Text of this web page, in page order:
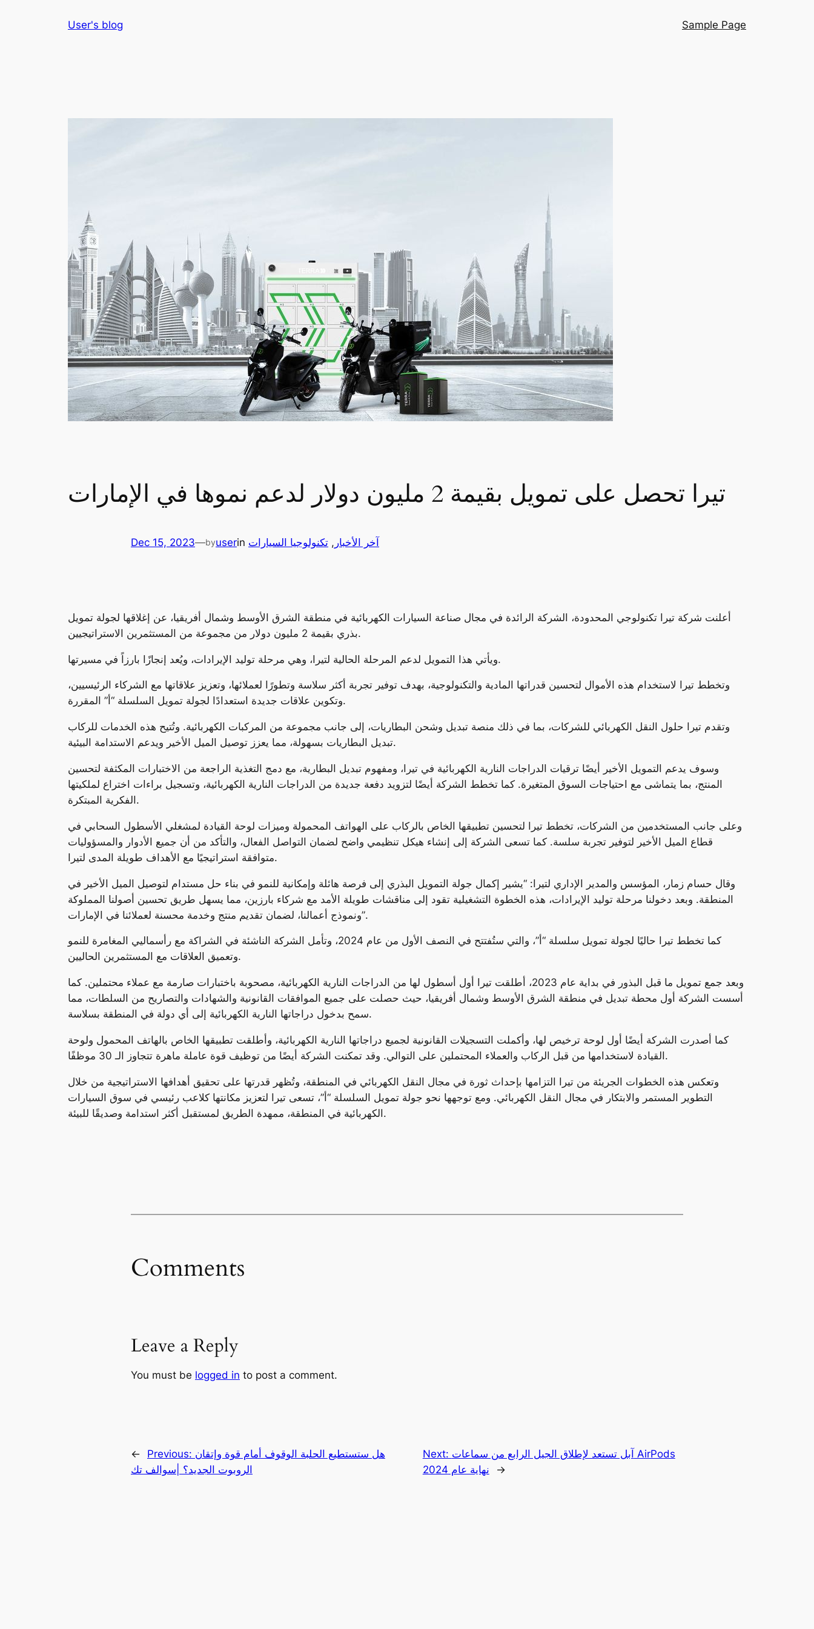
User's blog Sample Page
تيرا تحصل على تمويل بقيمة 2 مليون دولار لدعم نموها في الإمارات
Dec 15, 2023—byuserin آخر الأخبار , تكنولوجيا السيارات
أعلنت شركة تيرا تكنولوجي المحدودة، الشركة الرائدة في مجال صناعة السيارات الكهربائية في منطقة الشرق الأوسط وشمال أفريقيا، عن إغلاقها لجولة تمويل
بذري بقيمة 2 مليون دولار من مجموعة من المستثمرين الاستراتيجيين.
ويأتي هذا التمويل لدعم المرحلة الحالية لتيرا، وهي مرحلة توليد الإيرادات، ويُعد إنجازًا بارزاً في مسيرتها.
وتخطط تيرا لاستخدام هذه الأموال لتحسين قدراتها المادية والتكنولوجية، بهدف توفير تجربة أكثر سلاسة وتطورًا لعملائها، وتعزيز علاقاتها مع الشركاء الرئيسيين،
وتكوين علاقات جديدة استعدادًا لجولة تمويل السلسلة “أ” المقررة.
وتقدم تيرا حلول النقل الكهربائي للشركات، بما في ذلك منصة تبديل وشحن البطاريات، إلى جانب مجموعة من المركبات الكهربائية. وتُتيح هذه الخدمات للركاب
تبديل البطاريات بسهولة، مما يعزز توصيل الميل الأخير ويدعم الاستدامة البيئية.
وسوف يدعم التمويل الأخير أيضًا ترقيات الدراجات النارية الكهربائية في تيرا، ومفهوم تبديل البطارية، مع دمج التغذية الراجعة من الاختبارات المكثفة لتحسين
المنتج، بما يتماشى مع احتياجات السوق المتغيرة. كما تخطط الشركة أيضًا لتزويد دفعة جديدة من الدراجات النارية الكهربائية، وتسجيل براءات اختراع لملكيتها
الفكرية المبتكرة.
وعلى جانب المستخدمين من الشركات، تخطط تيرا لتحسين تطبيقها الخاص بالركاب على الهواتف المحمولة وميزات لوحة القيادة لمشغلي الأسطول السحابي في
قطاع الميل الأخير لتوفير تجربة سلسة. كما تسعى الشركة إلى إنشاء هيكل تنظيمي واضح لضمان التواصل الفعال، والتأكد من أن جميع الأدوار والمسؤوليات
متوافقة استراتيجيًا مع الأهداف طويلة المدى لتيرا.
وقال حسام زمار، المؤسس والمدير الإداري لتيرا: “يشير إكمال جولة التمويل البذري إلى فرصة هائلة وإمكانية للنمو في بناء حل مستدام لتوصيل الميل الأخير في
المنطقة. وبعد دخولنا مرحلة توليد الإيرادات، هذه الخطوة التشغيلية تقود إلى مناقشات طويلة الأمد مع شركاء بارزين، مما يسهل طريق تحسين أصولنا المملوكة
ونموذج أعمالنا، لضمان تقديم منتج وخدمة محسنة لعملائنا في الإمارات”.
كما تخطط تيرا حاليًا لجولة تمويل سلسلة “أ”، والتي ستُفتتح في النصف الأول من عام 2024، وتأمل الشركة الناشئة في الشراكة مع رأسماليي المغامرة للنمو
وتعميق العلاقات مع المستثمرين الحاليين.
وبعد جمع تمويل ما قبل البذور في بداية عام 2023، أطلقت تيرا أول أسطول لها من الدراجات النارية الكهربائية، مصحوبة باختبارات صارمة مع عملاء محتملين. كما
أسست الشركة أول محطة تبديل في منطقة الشرق الأوسط وشمال أفريقيا، حيث حصلت على جميع الموافقات القانونية والشهادات والتصاريح من السلطات، مما
سمح بدخول دراجاتها النارية الكهربائية إلى أي دولة في المنطقة بسلاسة.
كما أصدرت الشركة أيضًا أول لوحة ترخيص لها، وأكملت التسجيلات القانونية لجميع دراجاتها النارية الكهربائية، وأطلقت تطبيقها الخاص بالهاتف المحمول ولوحة
القيادة لاستخدامها من قبل الركاب والعملاء المحتملين على التوالي. وقد تمكنت الشركة أيضًا من توظيف قوة عاملة ماهرة تتجاوز الـ 30 موظفًا.
وتعكس هذه الخطوات الجريئة من تيرا التزامها بإحداث ثورة في مجال النقل الكهربائي في المنطقة، وتُظهر قدرتها على تحقيق أهدافها الاستراتيجية من خلال
التطوير المستمر والابتكار في مجال النقل الكهربائي. ومع توجهها نحو جولة تمويل السلسلة “أ”، تسعى تيرا لتعزيز مكانتها كلاعب رئيسي في سوق السيارات
الكهربائية في المنطقة، ممهدة الطريق لمستقبل أكثر استدامة وصديقًا للبيئة.
Comments
Leave a Reply
You must be logged in to post a comment.
← Previous: هل ستستطيع الحلبة الوقوف أمام قوة وإتقان
الروبوت الجديد؟ |سوالف تك
Next: آبل تستعد لإطلاق الجيل الرابع من سماعات AirPods
نهاية عام 2024
→